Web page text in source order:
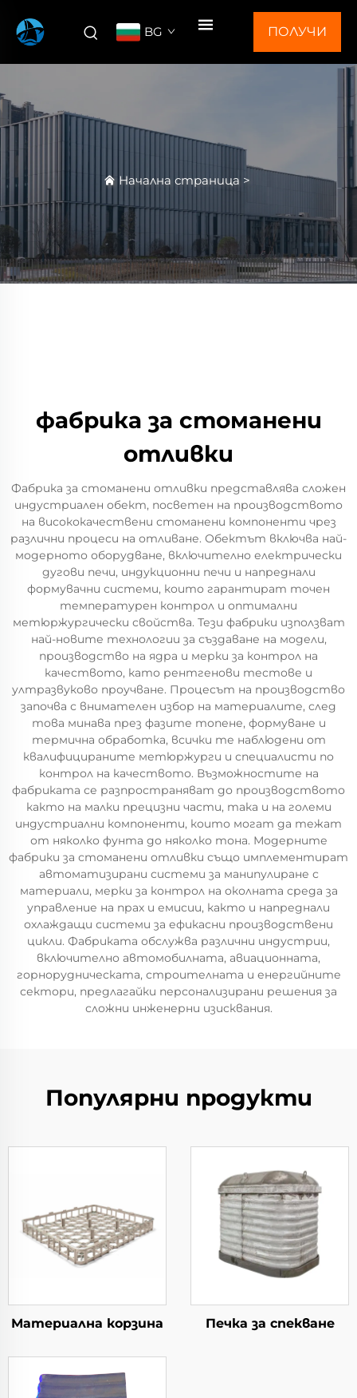
BG ПОЛУЧИ
Начална страница >
фабрика за стоманени
отливки
Фабрика за стоманени отливки представлява сложен
индустриален обект, посветен на производството
на висококачествени стоманени компоненти чрез
различни процеси на отливане. Обектът включва най-
модерното оборудване, включително електрически
дугови печи, индукционни печи и напреднали
формувачни системи, които гарантират точен
температурен контрол и оптимални
метюржургически свойства. Тези фабрики използват
най-новите технологии за създаване на модели,
производство на ядра и мерки за контрол на
качеството, като рентгенови тестове и
ултразвуково проучване. Процесът на производство
започва с внимателен избор на материалите, след
това минава през фазите топене, формуване и
термична обработка, всички те наблюдени от
квалифицираните метюржурги и специалисти по
контрол на качеството. Възможностите на
фабриката се разпространяват до производството
както на малки прецизни части, така и на големи
индустриални компоненти, които могат да тежат
от няколко фунта до няколко тона. Модерните
фабрики за стоманени отливки също имплементират
автоматизирани системи за манипулиране с
материали, мерки за контрол на околната среда за
управление на прах и емисии, както и напреднали
охлаждащи системи за ефикасни производствени
цикли. Фабриката обслужва различни индустрии,
включително автомобилната, авиационната,
горнорудническата, строителната и енергийните
сектори, предлагайки персонализирани решения за
сложни инженерни изисквания.
Популярни продукти
Материална корзина Печка за спекване